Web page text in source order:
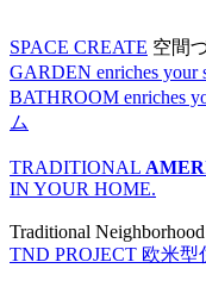
SPACE CREATE 空間
GARDEN enriches your
BATHROOM enriches
ム
TRADITIONAL
IN YOUR HOME.
Traditional
TND PROJECT 欧米型